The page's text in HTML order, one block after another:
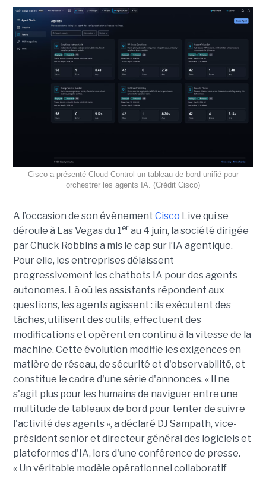
Cisco a présenté Cloud Control un tableau de bord unifié pour
orchestrer les agents IA. (Crédit Cisco)
A l’occasion de son évènement Cisco Live qui se
déroule à Las Vegas du 1erau 4 juin, la société dirigée
par Chuck Robbins a mis le cap sur l’IA agentique.
Pour elle, les entreprises délaissent
progressivement les chatbots IA pour des agents
autonomes. Là où les assistants répondent aux
questions, les agents agissent : ils exécutent des
tâches, utilisent des outils, effectuent des
modifications et opèrent en continu à la vitesse de la
machine. Cette évolution modifie les exigences en
matière de réseau, de sécurité et d'observabilité, et
constitue le cadre d'une série d'annonces. « Il ne
s'agit plus pour les humains de naviguer entre une
multitude de tableaux de bord pour tenter de suivre
l'activité des agents », a déclaré DJ Sampath, vice-
président senior et directeur général des logiciels et
plateformes d'IA, lors d'une conférence de presse.
« Un véritable modèle opérationnel collaboratif